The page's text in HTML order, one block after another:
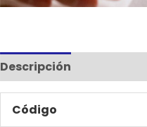
Descripción
Código